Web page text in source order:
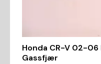
Honda CR-V 02-06
Gassfjær